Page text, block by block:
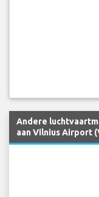
Andere
aan Vilnius Airport